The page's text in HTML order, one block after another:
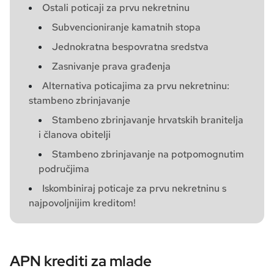
Ostali poticaji za prvu nekretninu
Subvencioniranje kamatnih stopa
Jednokratna bespovratna sredstva
Zasnivanje prava građenja
Alternativa poticajima za prvu nekretninu:
stambeno zbrinjavanje
Stambeno zbrinjavanje hrvatskih branitelja
i članova obitelji
Stambeno zbrinjavanje na potpomognutim
područjima
Iskombiniraj poticaje za prvu nekretninu s
najpovoljnijim kreditom!
APN krediti za mlade